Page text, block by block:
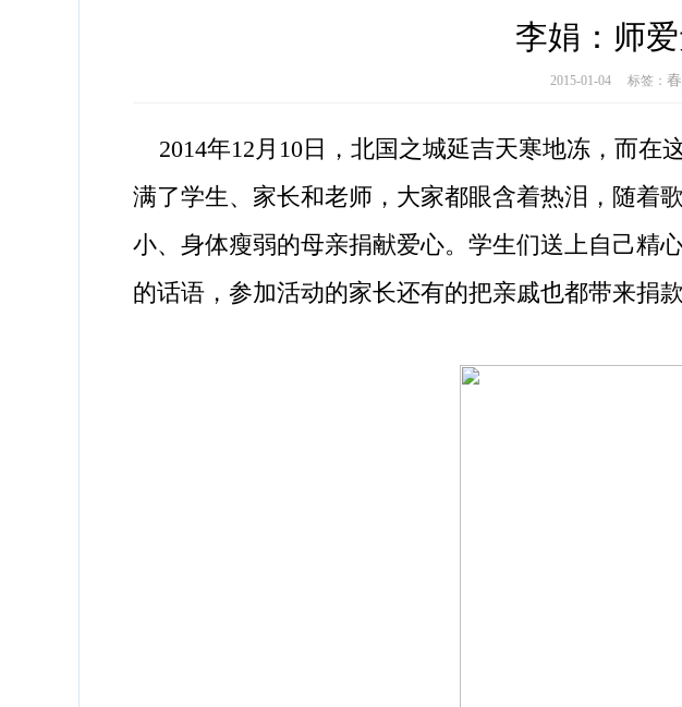
李娟：师
2015-01-04 标签：
2014年12月10日，北国之城延吉天寒地冻，而在
满了学生、家长和老师，大家都眼含着热泪，随着
小、身体瘦弱的母亲捐献爱心。学生们送上自己精
的话语，参加活动的家长还有的把亲戚也都带来捐